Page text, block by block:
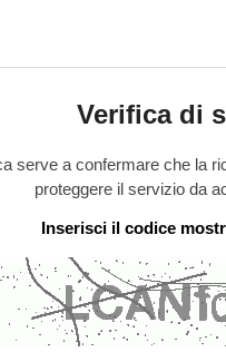
Verifica di
serve a confermare che la
proteggere il servizio da
Inserisci il codice